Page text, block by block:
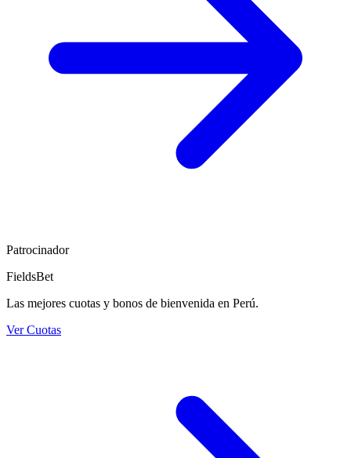
Patrocinador
FieldsBet
Las mejores cuotas y bonos de bienvenida en Perú.
Ver Cuotas